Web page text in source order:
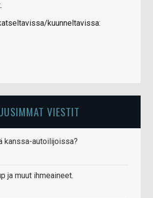
kuunneltavissa:
VIESTIT
kanssa-autoilijoissa?
ja muut ihmeaineet.